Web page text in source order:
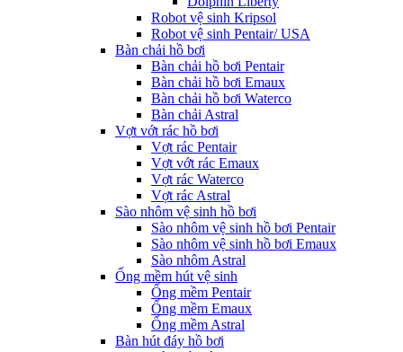
Robot vệ sinh Kripsol
Robot vệ sinh Pentair/ USA
Bàn chải hồ bơi
Bàn chải hồ bơi Pentair
Bàn chải hồ bơi Emaux
Bàn chải hồ bơi Waterco
Bàn chải Astral
Vợt vớt rác hồ bơi
Vợt rác Pentair
Vợt vớt rác Emaux
Vợt rác Waterco
Vợt rác Astral
Sào nhôm vệ sinh hồ bơi
Sào nhôm vệ sinh hồ bơi Pentair
Sào nhôm vệ sinh hồ bơi Emaux
Sào nhôm Astral
Ống mềm hút vệ sinh
Ống mềm Pentair
Ống mềm Emaux
Ống mềm Astral
Bàn hút đáy hồ bơi